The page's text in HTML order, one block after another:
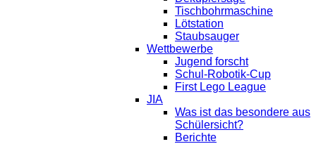
Tischbohrmaschine
Lötstation
Staubsauger
Wettbewerbe
Jugend forscht
Schul-Robotik-Cup
First Lego League
JIA
Was ist das besondere aus
Schülersicht?
Berichte